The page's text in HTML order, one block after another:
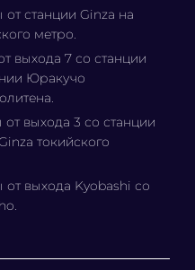
станции Ginza на
метро.
выхода 7 со станции
Юракучо
выхода 3 со станции
токийского
выхода Kyobashi со